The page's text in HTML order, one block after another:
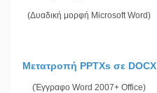
(Δυαδική μορφή Microsoft Word)
Μετατροπή PPTXs σε DOCX
(Έγγραφο Word 2007+ Office)